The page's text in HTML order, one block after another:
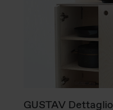
GUSTAV Dettaglio